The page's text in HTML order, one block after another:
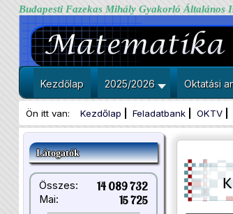
Budapesti Fazekas Mihály Gyakorló Általános
Kezdőlap 2025/2026 Oktatási
Ön itt van: Kezdőlap Feladatbank OKTV
Látogatók
Összes: 14 089 732
Mai: 15 725